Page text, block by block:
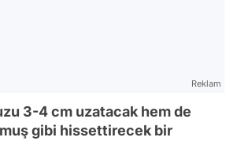
Reklam
3-4 cm uzatacak hem de
gibi hissettirecek bir